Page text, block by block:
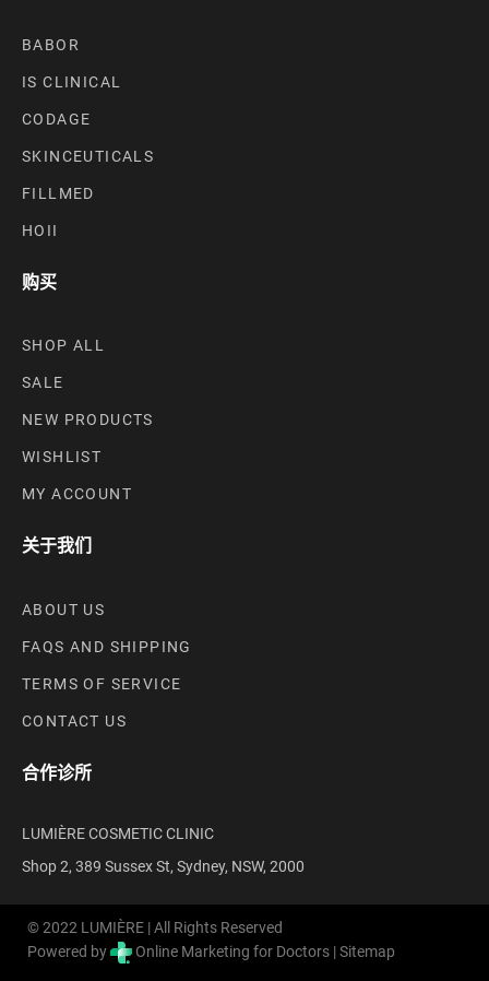
BABOR
IS CLINICAL
CODAGE
SKINCEUTICALS
FILLMED
HOII
购买
SHOP ALL
SALE
NEW PRODUCTS
WISHLIST
MY ACCOUNT
关于我们
ABOUT US
FAQS AND SHIPPING
TERMS OF SERVICE
CONTACT US
合作诊所
LUMIÈRE COSMETIC CLINIC
Shop 2, 389 Sussex St, Sydney, NSW, 2000
© 2022 LUMIÈRE | All Rights Reserved
Powered by
Online Marketing for Doctors |Sitemap